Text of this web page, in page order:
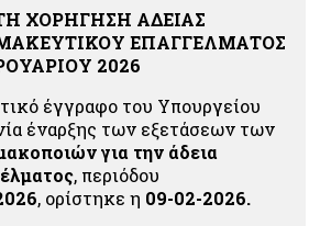
ΧΟΡΗΓΗΣΗ ΑΔΕΙΑΣ
ΕΠΑΓΓΕΛΜΑΤΟΣ
2026
έγγραφο του Υπουργείου
έναρξης των εξετάσεων των
για την άδεια
, περιόδου
, ορίστηκε η 09-02-2026.